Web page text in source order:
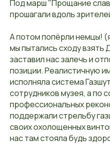
Под марш "Прощание
прошагали вдоль
А потом попёрли немцы!
мы пытались сходу взять
заставил нас залечь и
позиции. Реалистичную
исполняла система
сотрудников музея, а по
профессиональных
поддержали стрельбу
своих охолощенных
нас там стояла будь